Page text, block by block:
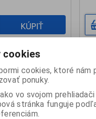
KÚPIŤ
3ks
cookies
cookies, ktoré nám
ponuky.
vo svojom prehliadači
stránka funguje